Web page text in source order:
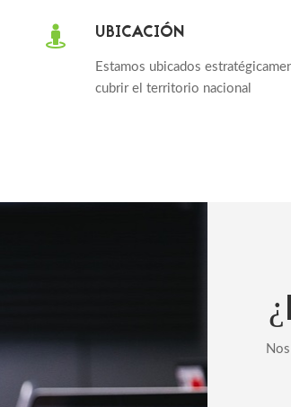
UBICACIÓN
Estamos ubicados
cubrir el territorio nacional